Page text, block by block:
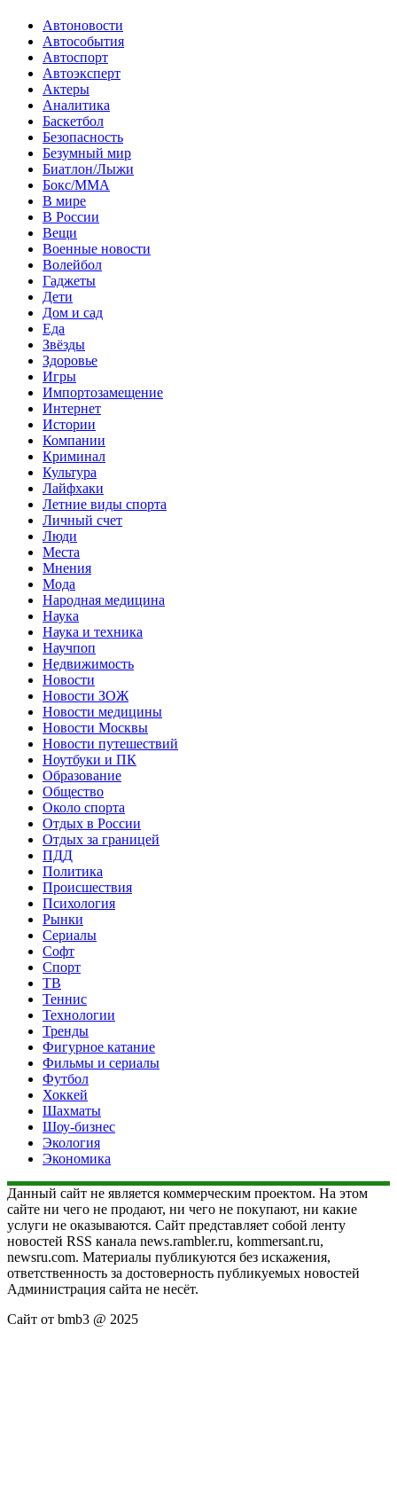
Автоновости
Автособытия
Автоспорт
Автоэксперт
Актеры
Аналитика
Баскетбол
Безопасность
Безумный мир
Биатлон/Лыжи
Бокс/MMA
В мире
В России
Вещи
Военные новости
Волейбол
Гаджеты
Дети
Дом и сад
Еда
Звёзды
Здоровье
Игры
Импортозамещение
Интернет
Истории
Компании
Криминал
Культура
Лайфхаки
Летние виды спорта
Личный счет
Люди
Места
Мнения
Мода
Народная медицина
Наука
Наука и техника
Научпоп
Недвижимость
Новости
Новости ЗОЖ
Новости медицины
Новости Москвы
Новости путешествий
Ноутбуки и ПК
Образование
Общество
Около спорта
Отдых в России
Отдых за границей
ПДД
Политика
Происшествия
Психология
Рынки
Сериалы
Софт
Спорт
ТВ
Теннис
Технологии
Тренды
Фигурное катание
Фильмы и сериалы
Футбол
Хоккей
Шахматы
Шоу-бизнес
Экология
Экономика
Данный сайт не является коммерческим проектом. На этом
сайте ни чего не продают, ни чего не покупают, ни какие
услуги не оказываются. Сайт представляет собой ленту
новостей RSS канала news.rambler.ru, kommersant.ru,
newsru.com. Материалы публикуются без искажения,
ответственность за достоверность публикуемых новостей
Администрация сайта не несёт.
Сайт от bmb3 @ 2025